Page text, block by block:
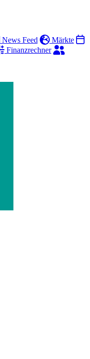
News Feed
Märkte
Finanzrechner